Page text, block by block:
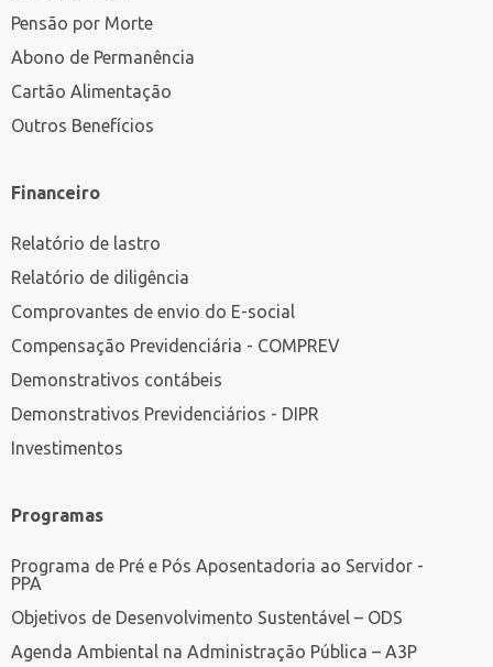
Pensão por Morte
Abono de Permanência
Cartão Alimentação
Outros Benefícios
Financeiro
Relatório de lastro
Relatório de diligência
Comprovantes de envio do E-social
Compensação Previdenciária - COMPREV
Demonstrativos contábeis
Demonstrativos Previdenciários - DIPR
Investimentos
Programas
Programa de Pré e Pós Aposentadoria ao Servidor -
PPA
Objetivos de Desenvolvimento Sustentável – ODS
Agenda Ambiental na Administração Pública – A3P